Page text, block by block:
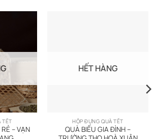
TẾT
– VẠN
HẾT HÀNG
HỘP ĐỰNG QUÀ TẾT
QUÀ BIẾU GIA ĐÌNH –